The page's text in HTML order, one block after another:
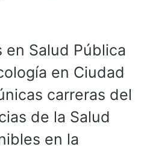
en Salud Pública
en Ciudad
carreras del
de la Salud
en la